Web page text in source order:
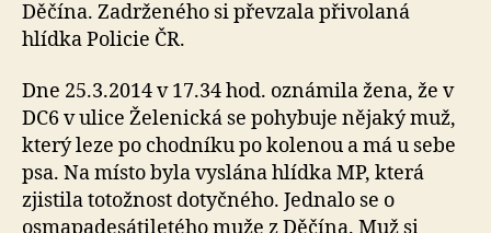
Děčína. Zadrženého si převzala přivolaná
hlídka Policie ČR.
Dne 25.3.2014 v 17.34 hod. oznámila žena, že v
DC6 v ulice Želenická se pohybuje nějaký muž,
který leze po chodníku po kolenou a má u sebe
psa. Na místo byla vyslána hlídka MP, která
zjistila totožnost dotyčného. Jednalo se o